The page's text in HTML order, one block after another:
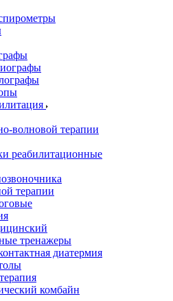
волновой терапии
реабилитационные
терапии
тренажеры
диатермия
комбайн